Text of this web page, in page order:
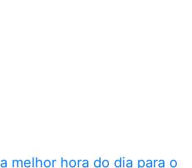
melhor hora do dia para o